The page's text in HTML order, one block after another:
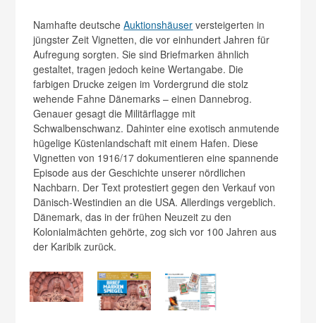
Namhafte deutscheAuk­tionshäuser versteigerten in
jüngster Zeit Vignetten, die vor einhundert Jahren für
Aufregung sorgten. Sie sind Briefmarken ähnlich
gestaltet, tragen jedoch keine Wertangabe. Die
farbigen Drucke zeigen im Vordergrund die stolz
wehende Fahne Dänemarks – einen Dannebrog.
Genauer gesagt die Militärflagge mit
Schwalbenschwanz. Dahinter eine exotisch anmutende
hügelige Küstenlandschaft mit einem Hafen. Diese
Vignetten von 1916/17 dokumentieren eine spannende
Episode aus der Geschichte unserer nördlichen
Nachbarn. Der Text protestiert gegen den Verkauf von
Dänisch-Westindien an die USA. Allerdings vergeblich.
Dänemark, das in der frühen Neuzeit zu den
Kolonialmächten gehörte, zog sich vor 100 Jahren aus
der Karibik zurück.